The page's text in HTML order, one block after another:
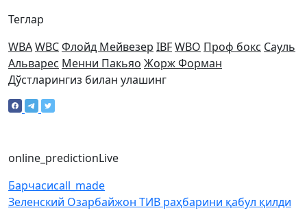
Теглар
WBAWBCФлойд Мейвезер IBFWBO Проф бокс Сауль
Альварес Менни Пакьяо Жорж Форман
Дўстларингиз билан улашинг
online_predictionLive
Барчасиcall_made
Зеленский Озарбайжон ТИВ раҳбарини қабул қилди